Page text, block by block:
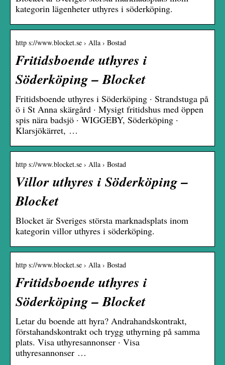
kategorin lägenheter uthyres i söderköping.
http s://www.blocket.se › Alla › Bostad
Fritidsboende uthyres i
Söderköping – Blocket
Fritidsboende uthyres i Söderköping · Strandstuga på
ö i St Anna skärgård · Mysigt fritidshus med öppen
spis nära badsjö · WIGGEBY, Söderköping ·
Klarsjökärret, …
http s://www.blocket.se › Alla › Bostad
Villor uthyres i Söderköping –
Blocket
Blocket är Sveriges största marknadsplats inom
kategorin villor uthyres i söderköping.
http s://www.blocket.se › Alla › Bostad
Fritidsboende uthyres i
Söderköping – Blocket
Letar du boende att hyra? Andrahandskontrakt,
förstahandskontrakt och trygg uthyrning på samma
plats. Visa uthyresannonser · Visa
uthyresannonser …